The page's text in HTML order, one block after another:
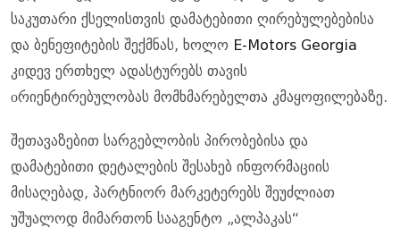
საკუთარი ქსელისთვის დამატებითი ღირებულებებისა
და ბენეფიტების შექმნას, ხოლო E-Motors Georgia
კიდევ ერთხელ ადასტურებს თავის
оრიენტირებულობას მომხმარებელთა კმაყოფილებაზე.
შეთავაზებით სარგებლობის პირობებისა და
დამატებითი დეტალების შესახებ ინფორმაციის
მისაღებად, პარტნიორ მარკეტერებს შეუძლიათ
უშუალოდ მიმართონ სააგენტო „ალპაკას“